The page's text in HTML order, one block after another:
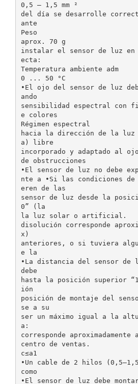
0,5 – 1,5 mm ²
del día se desarrolle
ante
Peso
aprox. 70 g
instalar el sensor de luz
ecta:
Temperatura ambiente adm
0 ... 50 °C
•El ojo del sensor de luz
ando
sensibilidad espectral con
e colores
Régimen espectral
hacia la dirección de la luz
a) libre
incorporado y adaptado al ojo
de obstrucciones
•El sensor de luz no debe
nte a •Si las condiciones
eren de las
sensor de luz desde la
0” (la
la luz solar o artificial.
disolución corresponde
x)
anteriores, o si tuviera
e la
•La distancia del sensor de
debe
hasta la posición superior
ión
posición de montaje del
se a su
ser un máximo igual a la
a:
corresponde
centro de ventas.
c≤a1
•Un cable de 2 hilos
como
•El sensor de luz debe